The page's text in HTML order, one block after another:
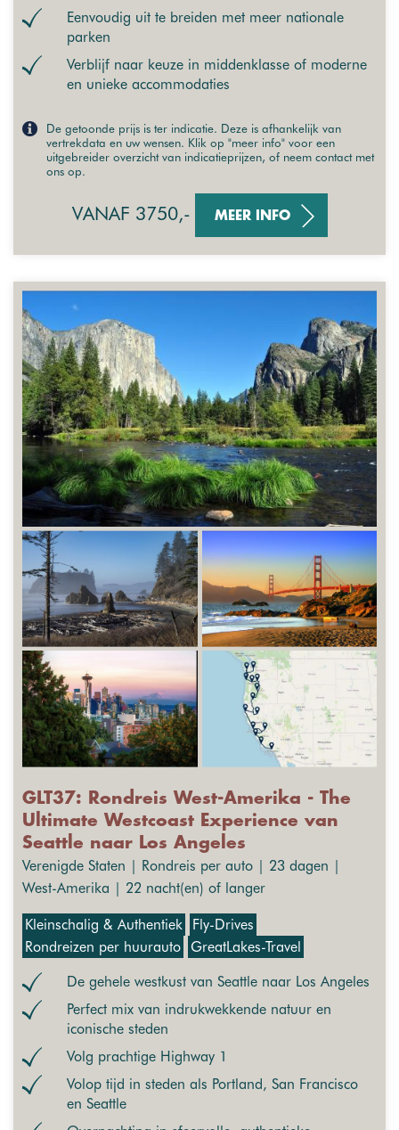
Eenvoudig uit te breiden met meer nationale
parken
Verblijf naar keuze in middenklasse of moderne
en unieke accommodaties
De getoonde prijs is ter indicatie. Deze is afhankelijk van
vertrekdata en uw wensen. Klik op "meer info" voor een
uitgebreider overzicht van indicatieprijzen, of neem contact met
ons op.
VANAF 3750,- MEER INFO
GLT37: Rondreis West-Amerika - The
Ultimate Westcoast Experience van
Seattle naar Los Angeles
Verenigde Staten | Rondreis per auto | 23 dagen |
West-Amerika | 22 nacht(en) of langer
Kleinschalig & Authentiek
Fly-Drives
Rondreizen per huurauto GreatLakes-Travel
De gehele westkust van Seattle naar Los Angeles
Perfect mix van indrukwekkende natuur en
iconische steden
Volg prachtige Highway 1
Volop tijd in steden als Portland, San Francisco
en Seattle